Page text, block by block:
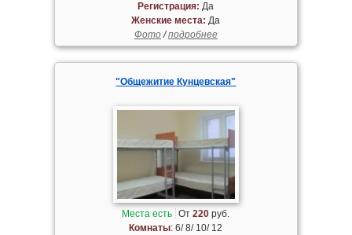
Регистрация: Да
Женские места: Да
Фото/подробнее
"Общежитие Кунцевская"
Места есть От220 руб.
Комнаты: 6/ 8/ 10/ 12